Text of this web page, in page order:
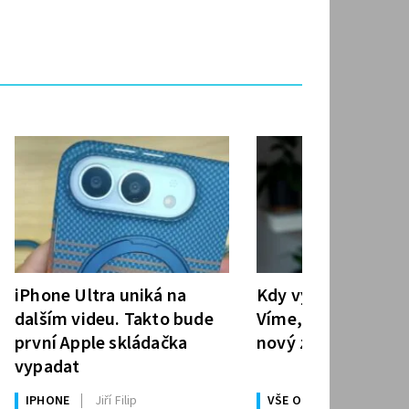
iPhone Ultra uniká na
dalším videu. Takto bude
první Apple skládačka
vypadat
IPHONE Jiří Filip
Kdy vyjde iPhone
Víme, Apple
nový základní
VŠE O APPLE